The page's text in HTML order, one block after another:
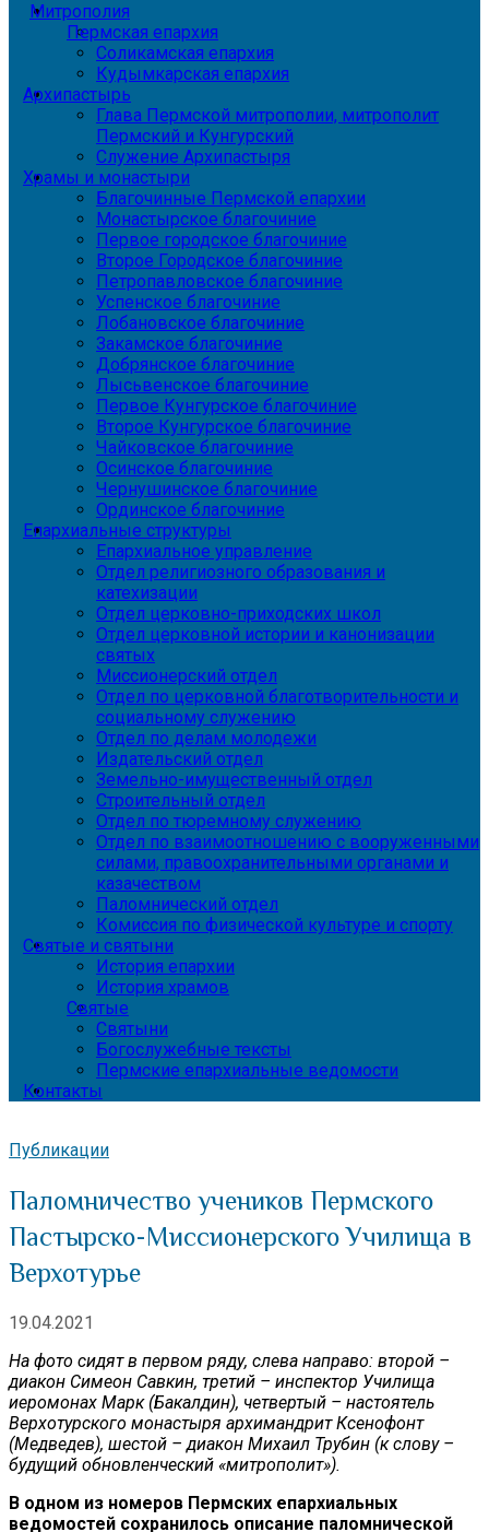
Митрополия
Пермская епархия
Соликамская епархия
Кудымкарская епархия
Архипастырь
Глава Пермской митрополии, митрополит
Пермский и Кунгурский
Служение Архипастыря
Храмы и монастыри
Благочинные Пермской епархии
Монастырское благочиние
Первое городское благочиние
Второе Городское благочиние
Петропавловское благочиние
Успенское благочиние
Лобановское благочиние
Закамское благочиние
Добрянское благочиние
Лысьвенское благочиние
Первое Кунгурское благочиние
Второе Кунгурское благочиние
Чайковское благочиние
Осинское благочиние
Чернушинское благочиние
Ординское благочиние
Епархиальные структуры
Епархиальное управление
Отдел религиозного образования и
катехизации
Отдел церковно-приходских школ
Отдел церковной истории и канонизации
святых
Миссионерский отдел
Отдел по церковной благотворительности и
социальному служению
Отдел по делам молодежи
Издательский отдел
Земельно-имущественный отдел
Строительный отдел
Отдел по тюремному служению
Отдел по взаимоотношению с вооруженными
силами, правоохранительными органами и
казачеством
Паломнический отдел
Комиссия по физической культуре и спорту
Святые и святыни
История епархии
История храмов
Святые
Святыни
Богослужебные тексты
Пермские епархиальные ведомости
Контакты
Публикации
Паломничество учеников Пермского
Пастырско-Миссионерского Училища в
Верхотурье
19.04.2021
На фото сидят в первом ряду, слева направо: второй –
диакон Симеон Савкин, третий – инспектор Училища
иеромонах Марк (Бакалдин), четвертый – настоятель
Верхотурского монастыря архимандрит Ксенофонт
(Медведев), шестой – диакон Михаил Трубин (к слову –
будущий обновленческий «митрополит»).
В одном из номеров Пермских епархиальных
ведомостей сохранилось описание паломнической